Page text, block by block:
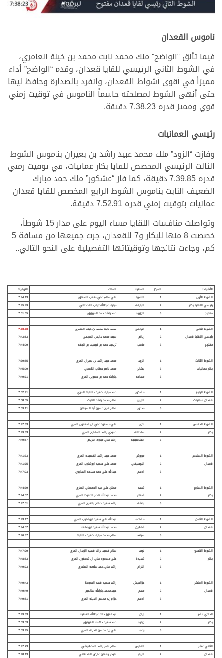
ناموس القعدان
فيما تألق “الواضح” ملك محمد نابت محمد بن خيلة العامري،
في الشوط الثاني الرئيسي للقايا قعدان، وقدم “الواضح” أداء
مميزاً في أقوى أشواط القعدان، وانفرد بالصدارة وحافظ ليها
حتى أنهى الشوط لمصلحته حاسماً الناموس في توقيت زمني
قوي ومميز قدره 7.38.23 دقيقة.
رئيسي العمانيات
وفازت “الزود” ملك محمد عبيد راشد بن بعيران بناموس الشوط
الثالث الرئيسي المخصص للقايا بكار عمانيات، في توقيت زمني
قدره 7.39.85 دقيقة، كما فاز “مشكور” ملك حمد مبارك
الضعيف النابت بناموس الشوط الرابع المخصص للقايا قعدان
عمانيات بتوقيت زمني قدره 7.52.91 دقيقة.
وتواصلت منافسات اللقايا مساء اليوم على مدار 15 شوطاً،
خصصت 8 منها للبكار و7 للقعدان، جرت جميعها من مسافة 5
كم، وجاءت نتائجها وتوقيتاتها التفصيلية على النحو التالي..
الأشواط المركز المطية المالك
التوقيت
الشوط الأول
1 النصيبا علي سالم علي متعب الصعاق
7:44:13
رئيسي اللقايا بكار
2 البارقه مبارك عبدالله ثواب القحطاني
7:45:49
مفتوح
3 الجزيره حمد راشد حمد المريزيق 7:51:05
الشوط لثاني 1 الواضح محمد نابت محمد بن خيله العامري
7:38:23
رئيسي اللقايا قعدان
2 رياض سيف محمد دايس العجمي
7:43:53
مفتوح
3 متعب تريحيب حمد بن تريحيب بن نايفه 7:44:09
الشوط الثالث 1 الزود محمد عبيد راشد بن بعيران المري
7:39:85
بكار عمانيات
3 بشاير محمد ناصر حطاب الكعبي
7:45:09
3
مهامه جارالله حمد بن جهويل المري 7:49:71
الشوط الرابع 1 مشكور حمد مبارك ضعيف النابت المري
7:52:91
قعدان عمانيات
2 الليبرو صالح محمد راشد النابت
7:58:55
3
مذحور صالح فرج حسين أبا السيقان 7:59:11
الشوط الخامس 1 ندى علي مسعود علي ال شعفول المري
7:47:33
بكار
2 سلطانه حميدي راشد المقارح المري
7:49:33
3
الشاهينية راشد علي مبارك البريص 7:49:87
الشوط السادس 1 مربوش محمد عبيد راشد الفهيده المري
7:41:33
قعدان
2 اليوسيفي محمد علي سعيد ابوشارب المري
7:41:75
3
ادهم عبدالله علي حمد سلامه الهاجري 7:47:03
الشوط السابع 1 شهد مطلق علي عيد الخمعلي العنزي
7:44:39
بكار
2 شعاع محمد عبدالله ناصر الحفيظ المري
7:44:57
3
بلشة راشد سعيد صالح بالعرج المري 7:47:51
الشوط الثامن 1 مشاغب عبدالله علي سعيد ابوشارب المري
7:43:17
قعدان
2 شاهين محمد عبدالله سعيد ابوصلعه
7:44:57
3
سياف سالم محمد مبارك ضعيف النابت 7:46:37
الشوط التاسع 1 نوف سالم فهيد براك فهيد الزبدان المري
7:47:29
بكار
2 شديدة علي مسعود علي ال شعفول المري
7:48:83
3
النزام راشد علي حمد سلامه الهاجري 7:49:23
الشوط العاشر 1 عزالجيش راشد سعيد فهد الخديعة
7:49:43
قعدان
2 مهم عبيد محمد جارالله سالمين
7:49:49
3
ادهم حزام زيد محسن انديله المري 7:49:81
الحادي عشر 1 ليان عبدالعزيز خالد عبدالله العطية
7:49:33
بكار
2 جباره حمد سعيد دهمه الغرينيق
7:53:53
3
وعب علي زيد محسن انديله المري 7:53:95
الثاني عشر 1 الفارس سالم عامر راشد المدهوشي
7:47:73
قعدان
2 الرباع عايض رفعان عايض القحطاني
7:48:13